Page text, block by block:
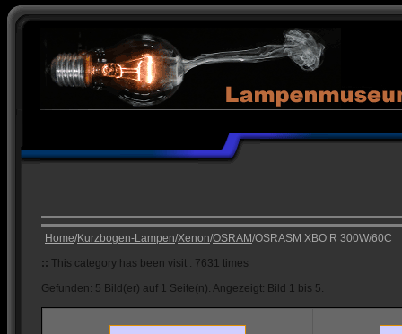
Home/Kurzbogen-Lampen/Xenon/OSRAM/OSRASM XBO R 300W/60C
:: This category has been visit : 7631 times
Gefunden: 5 Bild(er) auf 1 Seite(n). Angezeigt: Bild 1 bis 5.